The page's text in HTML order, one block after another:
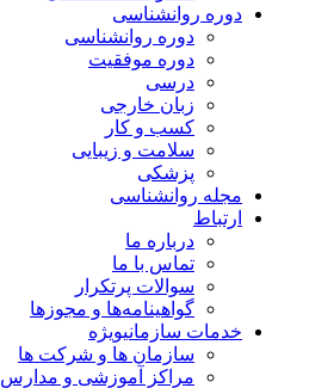
دوره روانشناسی
دوره روانشناسی
دوره موفقیت
درسی
زبان خارجی
کسب و کار
سلامت و زیبایی
پزشکی
مجله روانشناسی
ارتباط
درباره ما
تماس با ما
سوالات پرتکرار
گواهینامه‌ها و مجوزها
خدمات سازمانیویژه
سازمان ها و شرکت ها
مراکز آموزشی و مدارس